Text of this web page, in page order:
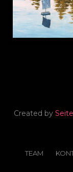
Created by
TEAM